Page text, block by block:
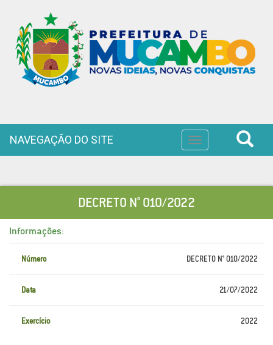
Toggle
navigation
NAVEGAÇÃO DO SITE
DECRETO N° 010/2022
Informações:
Número DECRETO N° 010/2022
Data 21/07/2022
Exercício 2022